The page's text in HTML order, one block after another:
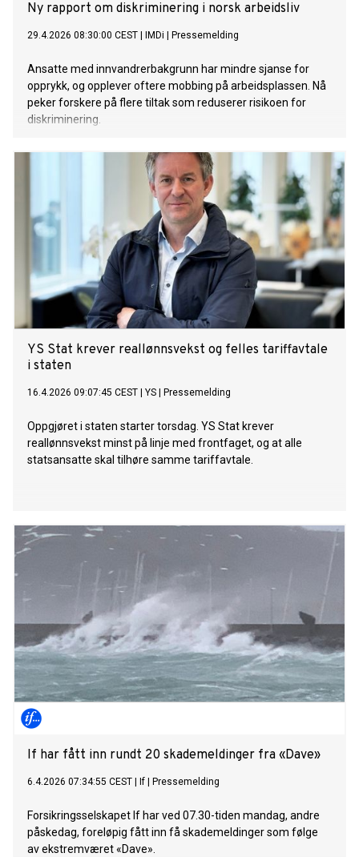
Ny rapport om diskriminering i norsk arbeidsliv
29.4.2026 08:30:00 CEST IMDi Pressemelding
Ansatte med innvandrerbakgrunn har mindre sjanse for
opprykk, og opplever oftere mobbing på arbeidsplassen. Nå
peker forskere på flere tiltak som reduserer risikoen for
diskriminering.
YS Stat krever reallønnsvekst og felles tariffavtale
i staten
16.4.2026 09:07:45 CEST YS Pressemelding
Oppgjøret i staten starter torsdag. YS Stat krever
reallønnsvekst minst på linje med frontfaget, og at alle
statsansatte skal tilhøre samme tariffavtale.
If har fått inn rundt 20 skademeldinger fra «Dave»
6.4.2026 07:34:55 CEST If Pressemelding
Forsikringsselskapet If har ved 07.30-tiden mandag, andre
påskedag, foreløpig fått inn få skademeldinger som følge
av ekstremværet «Dave».